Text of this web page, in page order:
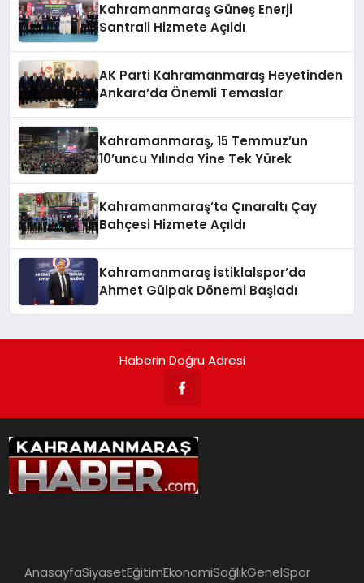
Kahramanmaraş Güneş Enerji
Santrali Hizmete Açıldı
AK Parti Kahramanmaraş Heyetinden
Ankara’da Önemli Temaslar
Kahramanmaraş, 15 Temmuz’un
10’uncu Yılında Yine Tek Yürek
Kahramanmaraş’ta Çınaraltı Çay
Bahçesi Hizmete Açıldı
Kahramanmaraş İstiklalspor’da
Ahmet Gülpak Dönemi Başladı
Haberin Doğru Adresi
AnasayfaSiyasetEğitimEkonomiSağlıkGenelSpor